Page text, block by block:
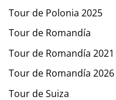
Tour de Polonia 2025
Tour de Romandía
Tour de Romandía 2021
Tour de Romandía 2026
Tour de Suiza